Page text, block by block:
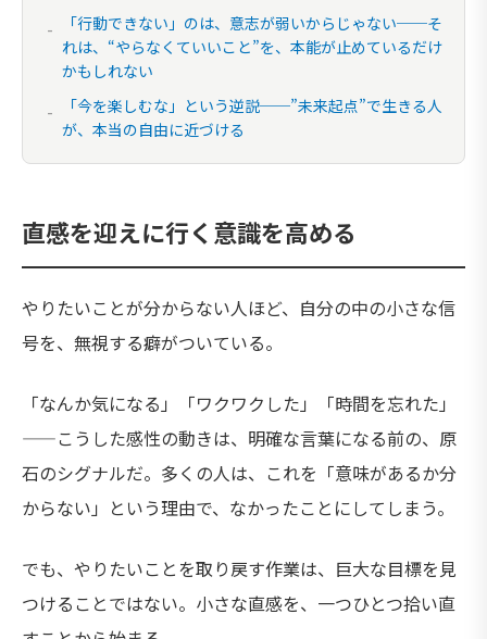
「行動できない」のは、意志が弱いからじゃない──そ
れは、“やらなくていいこと”を、本能が止めているだけ
かもしれない
「今を楽しむな」という逆説──”未来起点”で生きる人
が、本当の自由に近づける
直感を迎えに行く意識を高める
やりたいことが分からない人ほど、自分の中の小さな信
号を、無視する癖がついている。
「なんか気になる」「ワクワクした」「時間を忘れた」
——こうした感性の動きは、明確な言葉になる前の、原
石のシグナルだ。多くの人は、これを「意味があるか分
からない」という理由で、なかったことにしてしまう。
でも、やりたいことを取り戻す作業は、巨大な目標を見
つけることではない。小さな直感を、一つひとつ拾い直